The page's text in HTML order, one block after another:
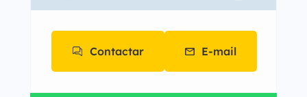
Contactar E-mail